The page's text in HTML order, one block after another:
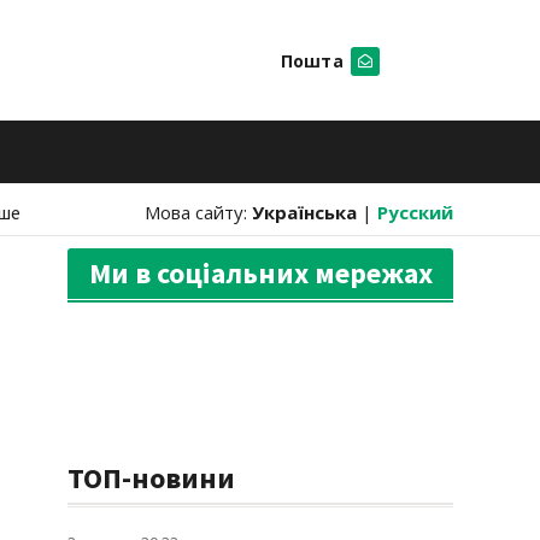
Пошта
Мова сайту: Українська | Русский
Ми в соціальних мережах
ТОП-новини